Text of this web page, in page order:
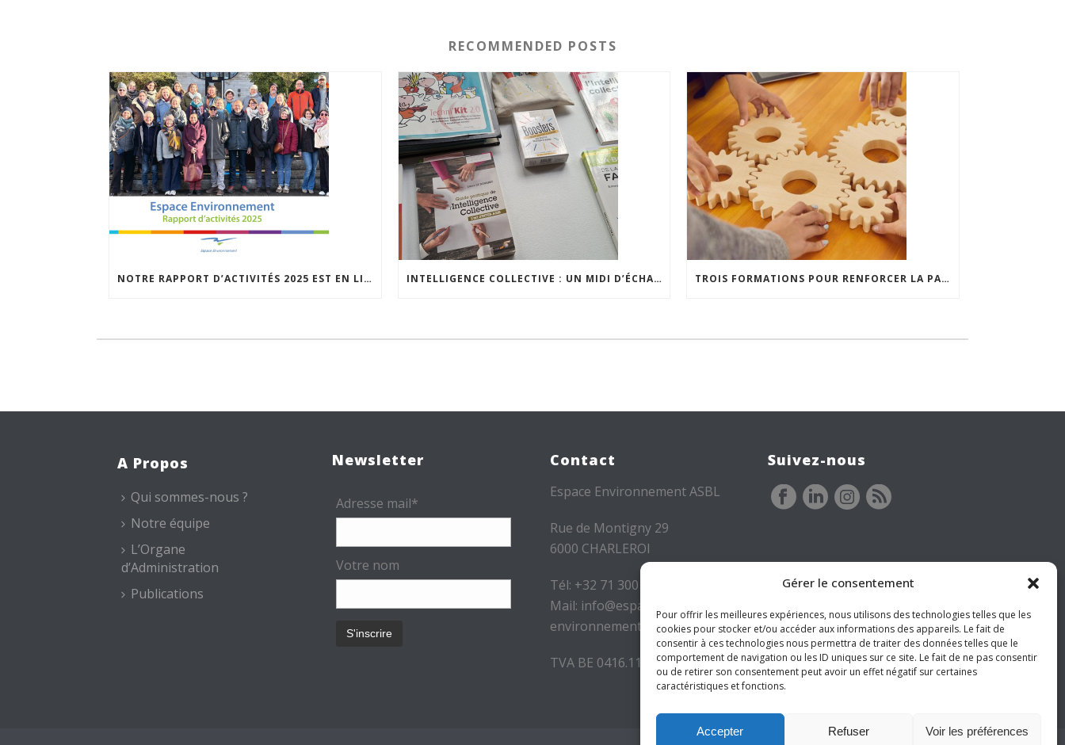
Gérer le consentement
Pour offrir les meilleures expériences, nous utilisons des technologies telles que les
cookies pour stocker et/ou accéder aux informations des appareils. Le fait de
consentir à ces technologies nous permettra de traiter des données telles que le
comportement de navigation ou les ID uniques sur ce site. Le fait de ne pas consentir
ou de retirer son consentement peut avoir un effet négatif sur certaines
caractéristiques et fonctions.
Accepter Refuser Voir les préférences
RECOMMENDED POSTS
NOTRE RAPPORT D’ACTIVITÉS 2025 EST EN LIGNE INTELLIGENCE COLLECTIVE : UN MIDI D’ÉCHANGES POUR RENFORCER LES PRATIQUES TROIS FORMATIONS POUR RENFORCER LA PARTICIPATION LOCALE
A Propos
Qui sommes-nous ?
Notre équipe
L’Organe
d’Administration
Publications
Newsletter
Adresse mail*
Votre nom
Contact
Espace Environnement ASBL
Rue de Montigny 29
6000 CHARLEROI
Tél: +32 71 300 300
Mail: info@espace-
environnement.be
TVA BE 0416.116.340
Suivez-nous